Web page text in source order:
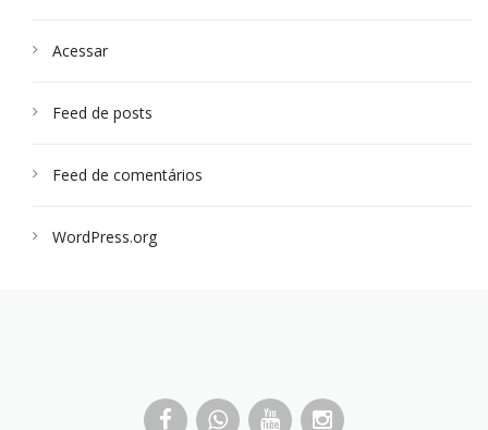
Acessar
Feed de posts
Feed de comentários
WordPress.org